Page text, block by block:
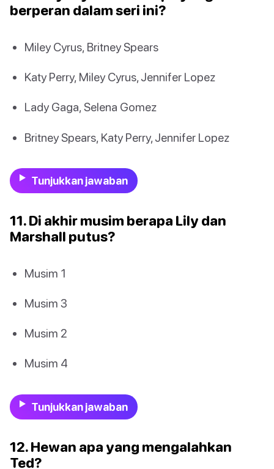
berperan dalam seri ini?
Miley Cyrus, Britney Spears
Katy Perry, Miley Cyrus, Jennifer Lopez
Lady Gaga, Selena Gomez
Britney Spears, Katy Perry, Jennifer Lopez
Tunjukkan jawaban
11. Di akhir musim berapa Lily dan
Marshall putus?
Musim 1
Musim 3
Musim 2
Musim 4
Tunjukkan jawaban
12. Hewan apa yang mengalahkan
Ted?